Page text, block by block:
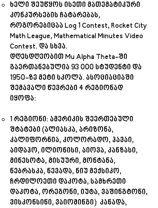
ხელი შეუწყოს ისეთი მათემატიკური
კონკურსების ჩატარებას,
როგორებიცაა Log 1 Contest, Rocket City
Math League, Mathematical Minutes Video
Contest. და სხვა.
დღესდღეობით Mu Alpha Theta-ში
გაერთანებულია 93 000 სტუდენტი და
1950-ზე მეტი სკოლა. ასოციაციაში
შემავალი წევრები 4 რეგიონად
იყოფა:
1 რეგიონი: ამერიკის შეერთებული
შტატები (ალიასკა, არიზონა,
კალიფორნია, კოლორადო, ჰავაი,
აიდაჰო, ილიონისი, აიოვა, კანზასი,
მინესოტა, მისუური, მონტანა,
ნებრასკა, ნევადა, ნიუ მექსიკო,
ჩრდილოეთი დაკოტა, სამხრეთი
დაკოტა, ორეგონი, იუტა, ვაშინგტონი,
ვისკონსინი, ვაიომინგი) კანადა,